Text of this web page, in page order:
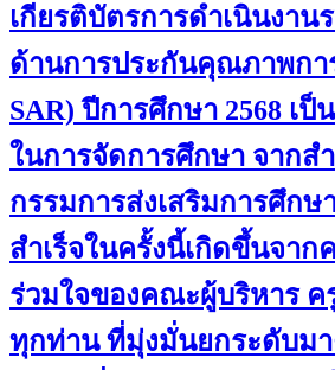
เกียรติบัตรการดำเนินงาน
ด้านการประกันคุณภาพกา
SAR) ปีการศึกษา 2568 เ
ในการจัดการศึกษา จากส
กรรมการส่งเสริมการศึกษ
สำเร็จในครั้งนี้เกิดขึ้นจาก
ร่วมใจของคณะผู้บริหาร ค
ทุกท่าน ที่มุ่งมั่นยกระดับม